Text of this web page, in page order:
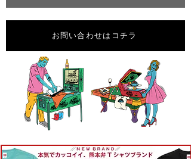
お問い合わせはコチラ